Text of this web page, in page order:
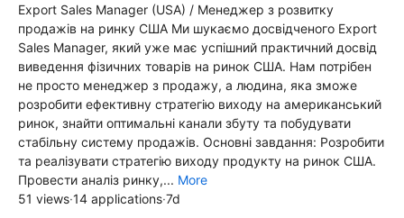
Export Sales Manager (USA) / Менеджер з розвитку
продажів на ринку США Ми шукаємо досвідченого Export
Sales Manager, який уже має успішний практичний досвід
виведення фізичних товарів на ринок США. Нам потрібен
не просто менеджер з продажу, а людина, яка зможе
розробити ефективну стратегію виходу на американський
ринок, знайти оптимальні канали збуту та побудувати
стабільну систему продажів. Основні завдання: Розробити
та реалізувати стратегію виходу продукту на ринок США.
Провести аналіз ринку,... More
51 views·14 applications·7d